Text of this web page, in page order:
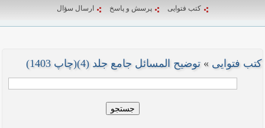
کتب فتوایی پرسش و پاسخ ارسال سؤال
کتب فتوایی » توضیح المسائل جامع جلد (4)(چاپ 1403)
جستجو